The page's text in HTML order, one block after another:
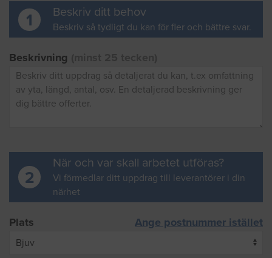
1 Beskriv ditt behov
Beskriv så tydligt du kan för fler och bättre svar.
Beskrivning
2
När och var skall arbetet utföras?
Vi förmedlar ditt uppdrag till leverantörer i din
närhet
Plats Ange postnummer istället